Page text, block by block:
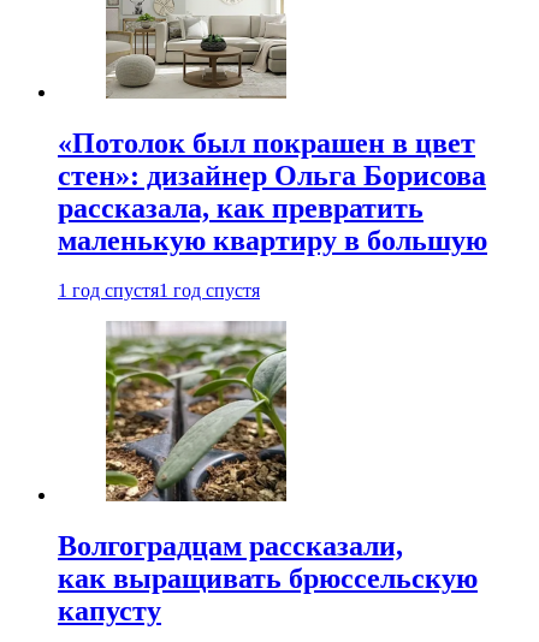
«Потолок был покрашен в цвет
стен»: дизайнер Ольга Борисова
рассказала, как превратить
маленькую квартиру в большую
1 год спустя1 год спустя
Волгоградцам рассказали,
как выращивать брюссельскую
капусту